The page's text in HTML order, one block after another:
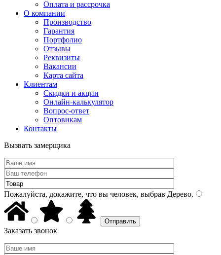
Оплата и рассрочка
О компании
Производство
Гарантия
Портфолио
Отзывы
Реквизиты
Вакансии
Карта сайта
Клиентам
Скидки и акции
Онлайн-калькулятор
Вопрос-ответ
Оптовикам
Контакты
Вызвать замерщика
Пожалуйста, докажите, что вы человек, выбрав Дерево.
Заказать звонок